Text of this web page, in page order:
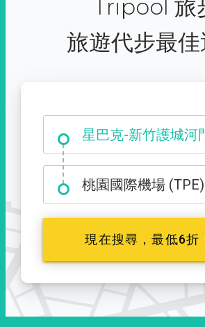
Tripool 旅
旅遊代步最
星巴克-新竹護城河
大霸尖山登山口
桃園國際機場 (TPE)
現在搜尋，最低6折